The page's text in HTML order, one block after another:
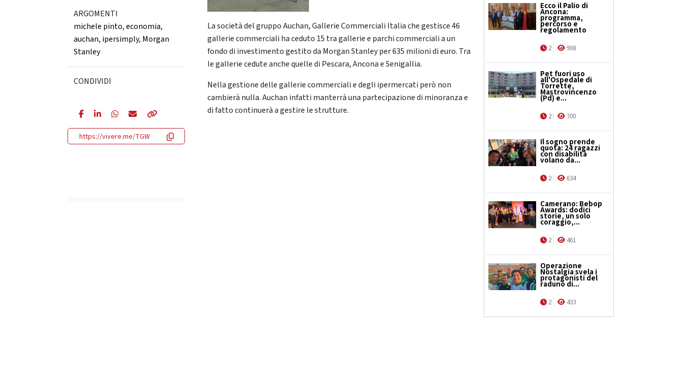
ARGOMENTI
michele pinto,economia,
auchan, ipersimply, Morgan
Stanley
CONDIVIDI
https://vivere.me/TGW
La società del gruppo Auchan, Gallerie Commerciali Italia che gestisce 46
gallerie commerciali ha ceduto 15 tra gallerie e parchi commerciali a un
fondo di investimento gestito da Morgan Stanley per 635 milioni di euro. Tra
le gallerie cedute anche quelle di Pescara, Ancona e Senigallia.
Nella gestione delle gallerie commerciali e degli ipermercati però non
cambierà nulla. Auchan infatti manterrà una partecipazione di minoranza e
di fatto continuerà a gestire le strutture.
Ecco il Palio di
Ancona:
programma,
percorso e
regolamento
2 908
Pet fuori uso
all'Ospedale di
Torrette,
Mastrovincenzo
(Pd) e...
2 700
Il sogno prende
quota: 24 ragazzi
con disabilità
volano da...
2 634
Camerano: Bebop
Awards: dodici
storie, un solo
coraggio,...
2 461
Operazione
Nostalgia svela i
protagonisti del
raduno di...
2 433